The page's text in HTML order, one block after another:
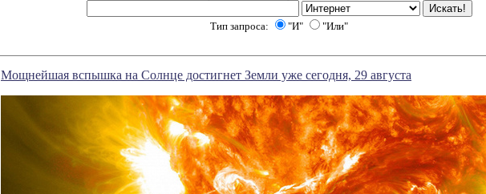
Тип запроса: "И" "Или"
Мощнейшая вспышка на Солнце достигнет Земли уже сегодня, 29 августа